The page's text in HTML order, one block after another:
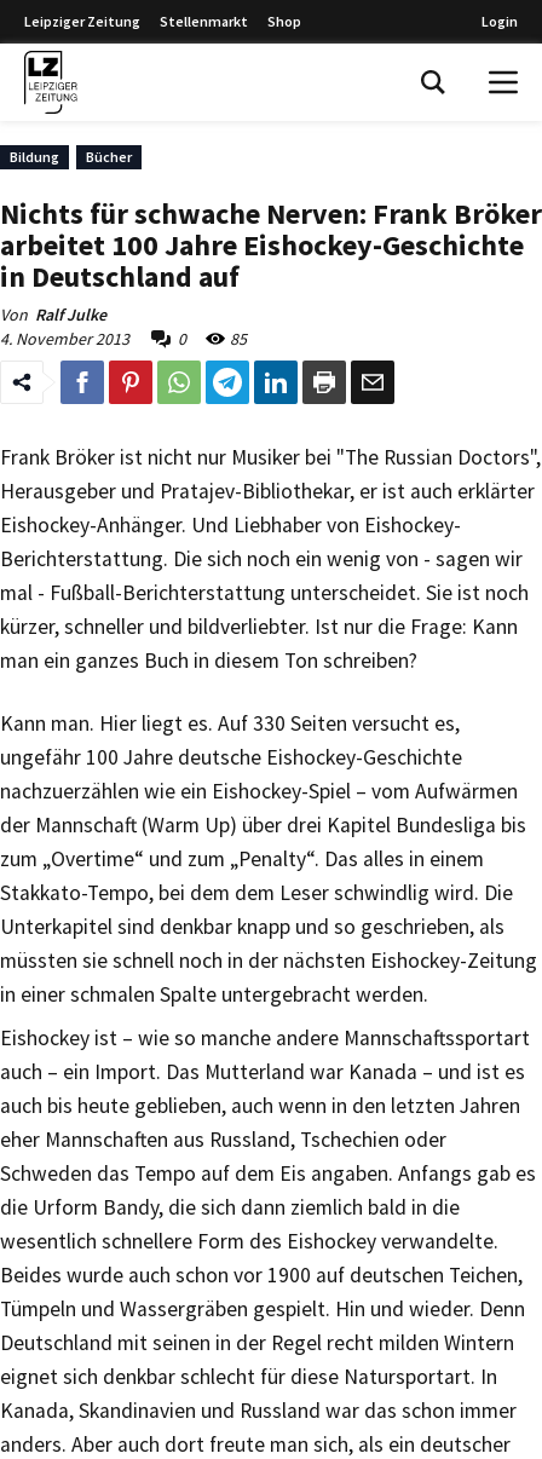
Leipziger Zeitung Stellenmarkt Shop Login
Bildung Bücher
Nichts für schwache Nerven: Frank Bröker
arbeitet 100 Jahre Eishockey-Geschichte
in Deutschland auf
Von Ralf Julke
4. November 2013
0 85
Frank Bröker ist nicht nur Musiker bei "The Russian Doctors",
Herausgeber und Pratajev-Bibliothekar, er ist auch erklärter
Eishockey-Anhänger. Und Liebhaber von Eishockey-
Berichterstattung. Die sich noch ein wenig von - sagen wir
mal - Fußball-Berichterstattung unterscheidet. Sie ist noch
kürzer, schneller und bildverliebter. Ist nur die Frage: Kann
man ein ganzes Buch in diesem Ton schreiben?
Kann man. Hier liegt es. Auf 330 Seiten versucht es,
ungefähr 100 Jahre deutsche Eishockey-Geschichte
nachzuerzählen wie ein Eishockey-Spiel – vom Aufwärmen
der Mannschaft (Warm Up) über drei Kapitel Bundesliga bis
zum „Overtime“ und zum „Penalty“. Das alles in einem
Stakkato-Tempo, bei dem dem Leser schwindlig wird. Die
Unterkapitel sind denkbar knapp und so geschrieben, als
müssten sie schnell noch in der nächsten Eishockey-Zeitung
in einer schmalen Spalte untergebracht werden.
Eishockey ist – wie so manche andere Mannschaftssportart
auch – ein Import. Das Mutterland war Kanada – und ist es
auch bis heute geblieben, auch wenn in den letzten Jahren
eher Mannschaften aus Russland, Tschechien oder
Schweden das Tempo auf dem Eis angaben. Anfangs gab es
die Urform Bandy, die sich dann ziemlich bald in die
wesentlich schnellere Form des Eishockey verwandelte.
Beides wurde auch schon vor 1900 auf deutschen Teichen,
Tümpeln und Wassergräben gespielt. Hin und wieder. Denn
Deutschland mit seinen in der Regel recht milden Wintern
eignet sich denkbar schlecht für diese Natursportart. In
Kanada, Skandinavien und Russland war das schon immer
anders. Aber auch dort freute man sich, als ein deutscher